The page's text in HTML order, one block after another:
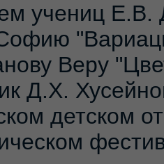
учениц Е.В.
Веру
Д.Х.
детском